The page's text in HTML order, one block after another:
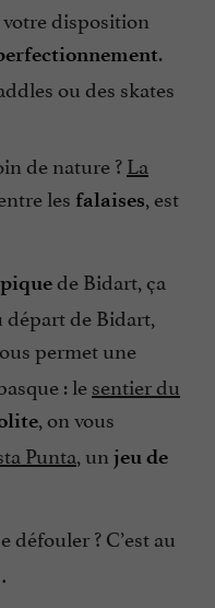
disposition
.
ou des skates
de nature ?La
les falaises, est
de Bidart, ça
départ de Bidart,
permet une
: lesentier du
, on vous
Punta, un jeu de
défouler ? C’est au